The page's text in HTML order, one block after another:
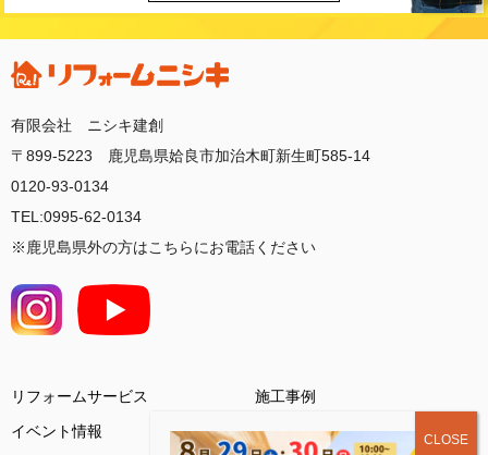
有限会社 ニシキ建創
〒899-5223 鹿児島県姶良市加治木町新生町585-14
0120-93-0134
TEL:0995-62-0134
※鹿児島県外の方はこちらにお電話ください
リフォームサービス
施工事例
イベント情報